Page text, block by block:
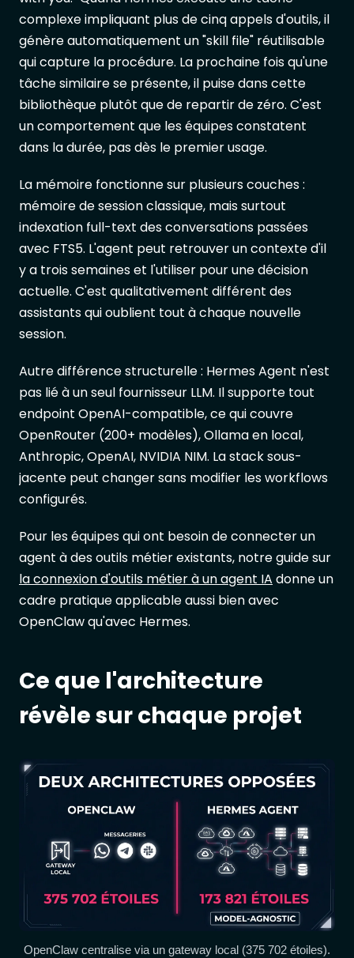
complexe impliquant plus de cinq appels d'outils, il
génère automatiquement un "skill file" réutilisable
qui capture la procédure. La prochaine fois qu'une
tâche similaire se présente, il puise dans cette
bibliothèque plutôt que de repartir de zéro. C'est
un comportement que les équipes constatent
dans la durée, pas dès le premier usage.
La mémoire fonctionne sur plusieurs couches :
mémoire de session classique, mais surtout
indexation full-text des conversations passées
avec FTS5. L'agent peut retrouver un contexte d'il
y a trois semaines et l'utiliser pour une décision
actuelle. C'est qualitativement différent des
assistants qui oublient tout à chaque nouvelle
session.
Autre différence structurelle : Hermes Agent n'est
pas lié à un seul fournisseur LLM. Il supporte tout
endpoint OpenAI-compatible, ce qui couvre
OpenRouter (200+ modèles), Ollama en local,
Anthropic, OpenAI, NVIDIA NIM. La stack sous-
jacente peut changer sans modifier les workflows
configurés.
Pour les équipes qui ont besoin de connecter un
agent à des outils métier existants, notre guide sur
la connexion d'outils métier à un agent IA donne un
cadre pratique applicable aussi bien avec
OpenClaw qu'avec Hermes.
Ce que l'architecture
révèle sur chaque projet
OpenClaw centralise via un gateway local (375 702 étoiles).